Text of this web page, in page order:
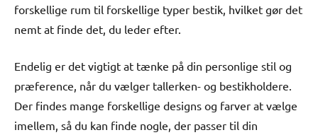
forskellige rum til forskellige typer bestik, hvilket gør det
nemt at finde det, du leder efter.
Endelig er det vigtigt at tænke på din personlige stil og
præference, når du vælger tallerken- og bestikholdere.
Der findes mange forskellige designs og farver at vælge
imellem, så du kan finde nogle, der passer til din